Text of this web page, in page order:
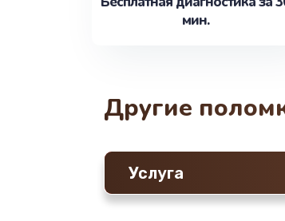
мин.
Другие
Услуга